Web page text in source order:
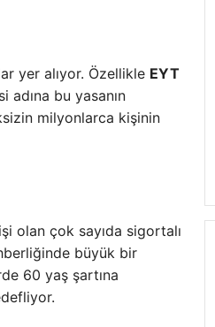
yer alıyor. Özellikle EYT
adına bu yasanın
milyonlarca kişinin
olan çok sayıda sigortalı
büyük bir
60 yaş şartına